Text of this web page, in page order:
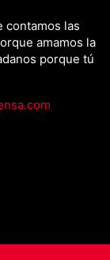
contamos las
amamos la
porque tú